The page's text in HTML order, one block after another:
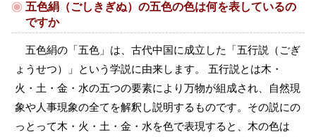
五色絹（ごしきぎぬ）の五色の色は何を表しているの
ですか
五色絹の「五色」は、古代中国に成立した「五行説（ごぎ
ょうせつ）」という学説に由来します。 五行説とは木・
火・土・金・水の五つの要素により万物が組成され、自然現
象や人事現象の全てを解釈し説明するものです。その説にの
っとって木・火・土・金・水を色で表現すると、木の色は